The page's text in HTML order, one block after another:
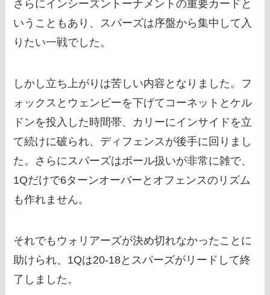
さらにインシーズントーナメントの重要カードと
いうこともあり、スパーズは序盤から集中して入
りたい一戦でした。
しかし立ち上がりは苦しい内容となりました。フ
ォックスとウェンビーを下げてコーネットとケル
ドンを投入した時間帯、カリーにインサイドを立
て続けに破られ、ディフェンスが後手に回りまし
た。さらにスパーズはボール扱いが非常に雑で、
1Qだけで6ターンオーバーとオフェンスのリズム
も作れません。
それでもウォリアーズが決め切れなかったことに
助けられ、1Qは20-18とスパーズがリードして終
了しました。